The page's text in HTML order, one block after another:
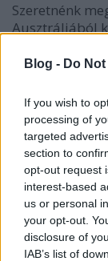
Blog - Do
If you wish to
processing of
targeted
section to
opt-out request
interest-based
us or personal
your opt-out.
disclosure of
IAB’s list of
Szeretnénk
Ausztráliából
eric•2008. január 08.
Gondolom
én csak ma
magam. Én
Havast mert
köcsög, de
a